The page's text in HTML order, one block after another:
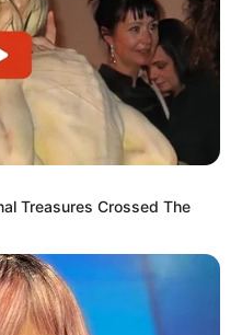
Treasures Crossed The